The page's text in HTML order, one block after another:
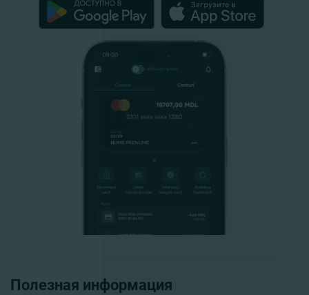
Полезная информация